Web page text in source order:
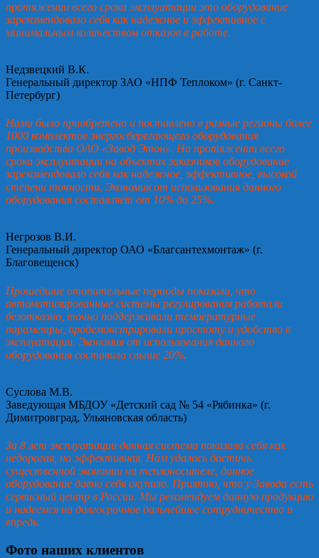
протяжении всего срока эксплуатации это оборудование
зарекомендовало себя как надежное и эффективное с
минимальным количеством отказов в работе.
Недзвецкий В.К.
Генеральный директор ЗАО «НПФ Теплоком» (г. Санкт-
Петербург)
Нами было приобретено и поставлено в разные регионы более
1000 комплектов энергосберегающего оборудования
производства ОАО «Завод Этон». На протяжении всего
срока эксплуатации на объектах заказчиков оборудование
зарекомендовало себя как надежное, эффективное, высокой
степени точности. Экономия от использования данного
оборудования составляет от 10% до 25%.
Негрозов В.И.
Генеральный директор ОАО «Благсантехмонтаж» (г.
Благовещенск)
Прошедшие отопительные периоды показали, что
автоматизированные системы регулирования работали
безотказно, точно поддерживали температурные
параметры, продемонстрировали простоту и удобство в
эксплуатации. Экономия от использования данного
оборудования составила свыше 20%.
Суслова М.В.
Заведующая МБДОУ «Детский сад № 54 «Рябинка» (г.
Димитровград, Ульяновская область)
За 8 лет эксплуатации данная система показала себя как
недорогая, но эффективная. Нам удалось достичь
существенной экономии на теплоносителе, данное
оборудование давно себя окупило. Приятно, что у Завода есть
сервисный центр в России. Мы рекомендуем данную продукцию
и надеемся на долгосрочное дальнейшее сотрудничество и
впредь.
Фото наших клиентов